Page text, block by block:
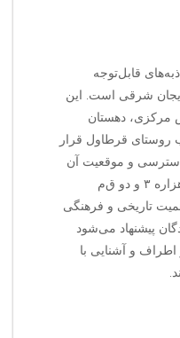
قابل‌توجه
شرقی است. این
مرکزی، دهستان
ک . م جنوب روستای قرطاول قرار
دسترسی و موقعیت آن
خوششان می‌آید. قدمت اثر به هزاره ۳ و دو ق‌م‌
تاریخی و فرهنگی
پیشنهاد می‌شود
و آشنایی با